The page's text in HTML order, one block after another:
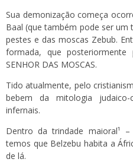
Sua demonização começa
Baal (que também pode ser
pestes e das moscas Zebub.
formada, que
SENHOR DAS MOSCAS.
Tido atualmente, pelo
bebem da mitologia
infernais.
Dentro da trindade maioral¹
temos que Belzebu habita a
de lá.